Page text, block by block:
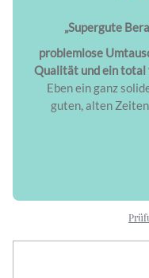
„Supergute
problemlose
Qualität und ein total
Eben ein ganz
guten, alten